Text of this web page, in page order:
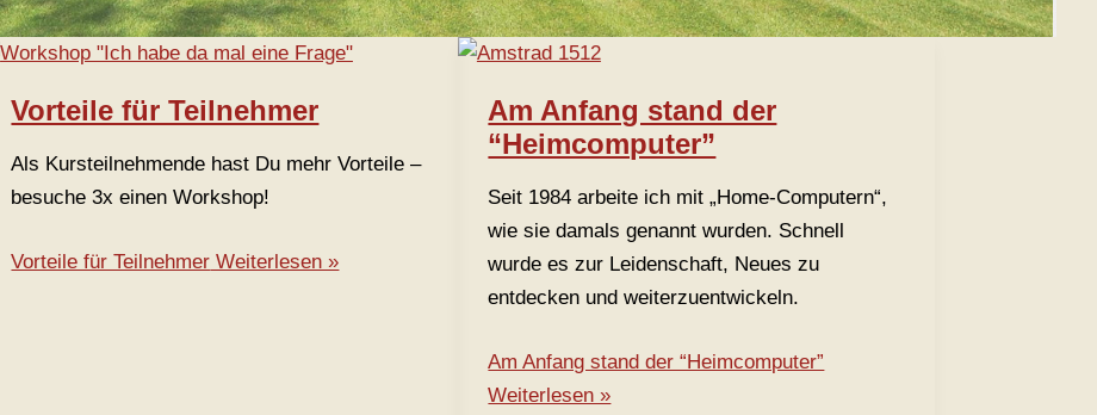
Vorteile für Teilnehmer
Als Kursteilnehmende hast Du mehr Vorteile –
besuche 3x einen Workshop!
Vorteile für Teilnehmer Weiterlesen »
Am Anfang stand der
“Heimcomputer”
Seit 1984 arbeite ich mit „Home-Computern“,
wie sie damals genannt wurden. Schnell
wurde es zur Leidenschaft, Neues zu
entdecken und weiterzuentwickeln.
Am Anfang stand der “Heimcomputer”
Weiterlesen »